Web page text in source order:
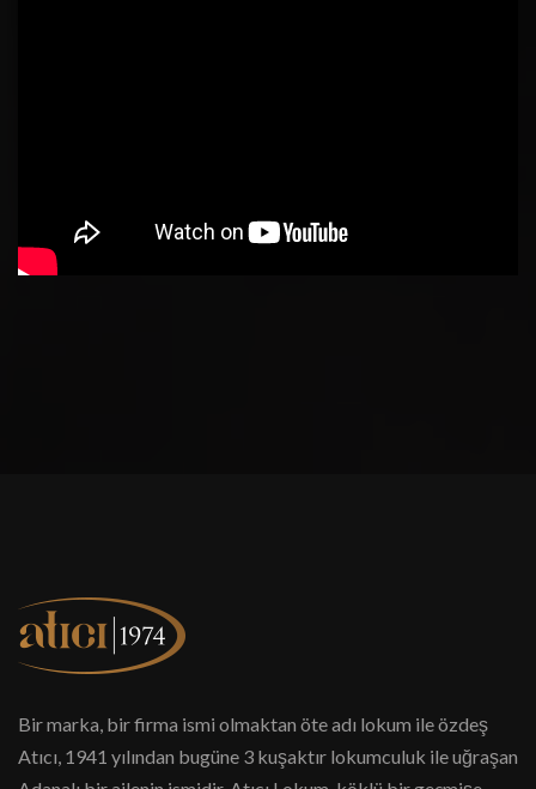
Bir marka, bir firma ismi olmaktan öte adı lokum ile özdeş
Atıcı, 1941 yılından bugüne 3 kuşaktır lokumculuk ile uğraşan